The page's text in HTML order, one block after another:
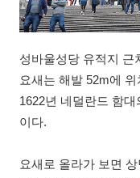
성바울성당 유적지 근
요새는 해발 52m에
1622년 네덜란드 함
이다.
요새로 올라가 보면